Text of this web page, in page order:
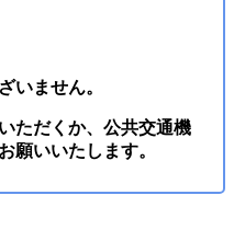
いません。
ただくか、公共交通機
願いいたします。